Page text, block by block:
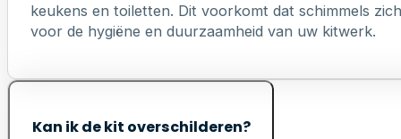
keukens en toiletten. Dit voorkomt dat schimmels
voor de hygiëne en duurzaamheid van uw kitwerk.
Kan ik de kit overschilderen?